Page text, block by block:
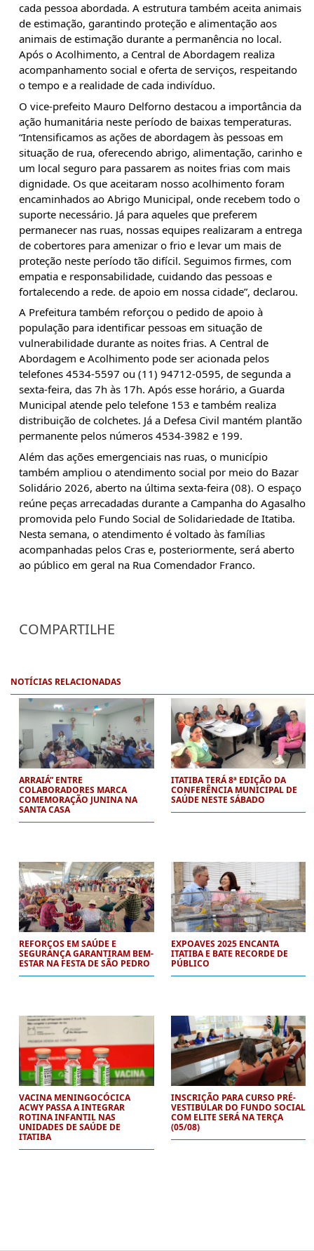
cada pessoa abordada. A estrutura também aceita animais
de estimação, garantindo proteção e alimentação aos
animais de estimação durante a permanência no local.
Após o Acolhimento, a Central de Abordagem realiza
acompanhamento social e oferta de serviços, respeitando
o tempo e a realidade de cada indivíduo.
O vice-prefeito Mauro Delforno destacou a importância da
ação humanitária neste período de baixas temperaturas.
“Intensificamos as ações de abordagem às pessoas em
situação de rua, oferecendo abrigo, alimentação, carinho e
um local seguro para passarem as noites frias com mais
dignidade. Os que aceitaram nosso acolhimento foram
encaminhados ao Abrigo Municipal, onde recebem todo o
suporte necessário. Já para aqueles que preferem
permanecer nas ruas, nossas equipes realizaram a entrega
de cobertores para amenizar o frio e levar um mais de
proteção neste período tão difícil. Seguimos firmes, com
empatia e responsabilidade, cuidando das pessoas e
fortalecendo a rede. de apoio em nossa cidade”, declarou.
A Prefeitura também reforçou o pedido de apoio à
população para identificar pessoas em situação de
vulnerabilidade durante as noites frias. A Central de
Abordagem e Acolhimento pode ser acionada pelos
telefones 4534-5597 ou (11) 94712-0595, de segunda a
sexta-feira, das 7h às 17h. Após esse horário, a Guarda
Municipal atende pelo telefone 153 e também realiza
distribuição de colchetes. Já a Defesa Civil mantém plantão
permanente pelos números 4534-3982 e 199.
Além das ações emergenciais nas ruas, o município
também ampliou o atendimento social por meio do Bazar
Solidário 2026, aberto na última sexta-feira (08). O espaço
reúne peças arrecadadas durante a Campanha do Agasalho
promovida pelo Fundo Social de Solidariedade de Itatiba.
Nesta semana, o atendimento é voltado às famílias
acompanhadas pelos Cras e, posteriormente, será aberto
ao público em geral na Rua Comendador Franco.
COMPARTILHE
NOTÍCIAS RELACIONADAS
ARRAIÁ” ENTRE
COLABORADORES MARCA
COMEMORAÇÃO JUNINA NA
SANTA CASA
ITATIBA TERÁ 8ª EDIÇÃO DA
CONFERÊNCIA MUNICIPAL DE
SAÚDE NESTE SÁBADO
REFORÇOS EM SAÚDE E
SEGURANÇA GARANTIRAM BEM-
ESTAR NA FESTA DE SÃO PEDRO
EXPOAVES 2025 ENCANTA
ITATIBA E BATE RECORDE DE
PÚBLICO
VACINA MENINGOCÓCICA
ACWY PASSA A INTEGRAR
ROTINA INFANTIL NAS
UNIDADES DE SAÚDE DE
ITATIBA
INSCRIÇÃO PARA CURSO PRÉ-
VESTIBULAR DO FUNDO SOCIAL
COM ELITE SERÁ NA TERÇA
(05/08)